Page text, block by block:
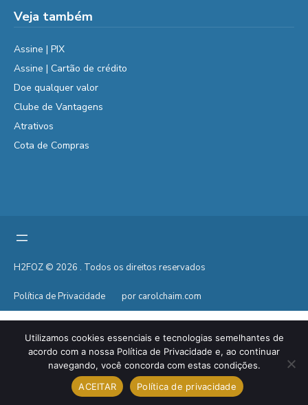
Veja também
Assine | PIX
Assine | Cartão de crédito
Doe qualquer valor
Clube de Vantagens
Atrativos
Cota de Compras
H2FOZ © 2026 . Todos os direitos reservados
Política de Privacidade por carolchaim.com
Utilizamos cookies essenciais e tecnologias semelhantes de
acordo com a nossa Política de Privacidade e, ao continuar
navegando, você concorda com estas condições.
ACEITAR
Política de privacidade